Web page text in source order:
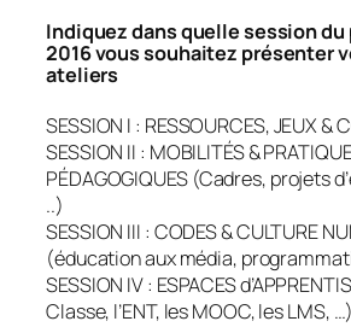
Indiquez dans quelle session du
2016 vous souhaitez présenter
ateliers
SESSION I : RESSOURCES, JEUX &
SESSION II : MOBILITÉS &
PÉDAGOGIQUES (Cadres, projets
..)
SESSION III : CODES & CULTURE
(éducation aux média,
SESSION IV : ESPACES
Classe, l’ENT, les MOOC, les LMS, …)